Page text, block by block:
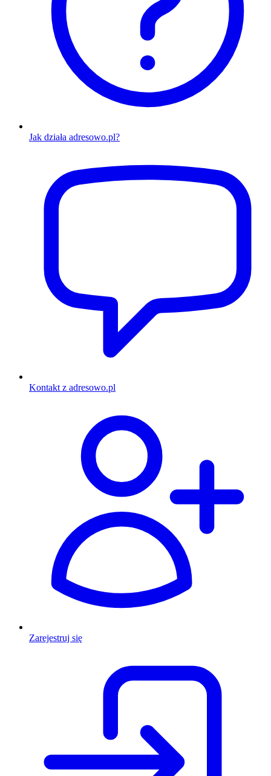
Jak działa adresowo.pl?
Kontakt z adresowo.pl
Zarejestruj się